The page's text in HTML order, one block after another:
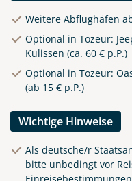
Weitere Abflughäfen
Optional in Tozeur:
Kulissen (ca. 60 € p.P.)
Optional in Tozeur:
(ab 15 € p.P.)
Wichtige Hinweise
Als deutsche/r
bitte unbedingt vor